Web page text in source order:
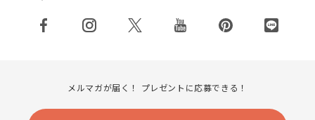
メルマガが届く！ プレゼントに応募できる！